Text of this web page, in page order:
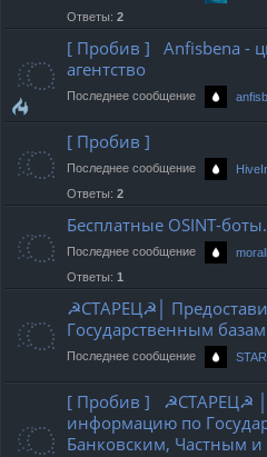
Ответы: 2
[ Пробив ] Anfisbena -
агентство
Последнее сообщение
[ Пробив ]
Последнее сообщение
Ответы: 2
Бесплатные OSINT-боты.
Последнее сообщение
Ответы: 1
☭СТАРЕЦ☭│
Государственным
Последнее сообщение
[ Пробив ] ☭СТАРЕЦ☭
информацию по
Банковским, Частным